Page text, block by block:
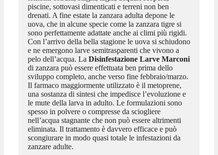
piscine, sottovasi dimenticati e terreni non ben
drenati. A fine estate la zanzara adulta depone le
uova, che in alcune specie come la zanzara tigre si
sono perfettamente adattate anche ai climi più rigidi.
Con l’arrivo della bella stagione le uova si schiudono
e ne emergono larve semitrasparenti che vivono a
pelo dell’acqua. La Disinfestazione Larve Marconi
di zanzara può essere effettuata ben prima dello
sviluppo completo, anche verso fine febbraio/marzo.
Il farmaco maggiormente utilizzato è il metoprene,
una sostanza di sintesi che impedisce l’evoluzione e
le mute della larva in adulto. Le formulazioni sono
spesso in polvere o compresse da sciogliere
nell’acqua stagnante che non può essere altrimenti
eliminata. Il trattamento è davvero efficace e può
scongiurare in modo quasi totale le infestazioni da
zanzare adulte.